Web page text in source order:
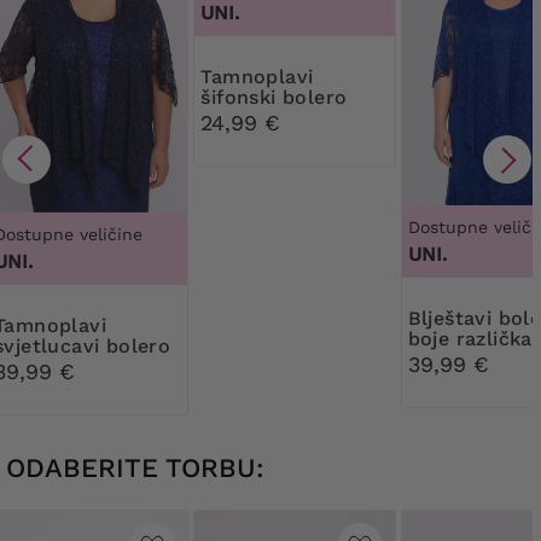
veličine
bolero
€
UNI.
Tamnoplavi
šifonski bolero
24,99 €
Dostupne
UNI.
Blještavi bolero
boje različka
39,99 €
ODABERITE TORBU: